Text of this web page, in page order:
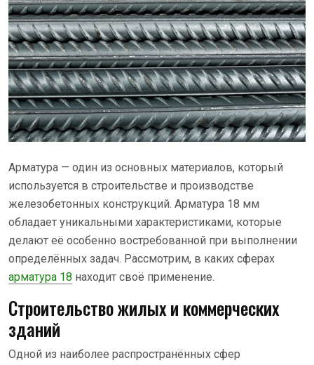
Арматура — один из основных материалов, который
используется в строительстве и производстве
железобетонных конструкций. Арматура 18 мм
обладает уникальными характеристиками, которые
делают её особенно востребованной при выполнении
определённых задач. Рассмотрим, в каких сферах
арматура 18 находит своё применение.
Строительство жилых и коммерческих
зданий
Одной из наиболее распространённых сфер